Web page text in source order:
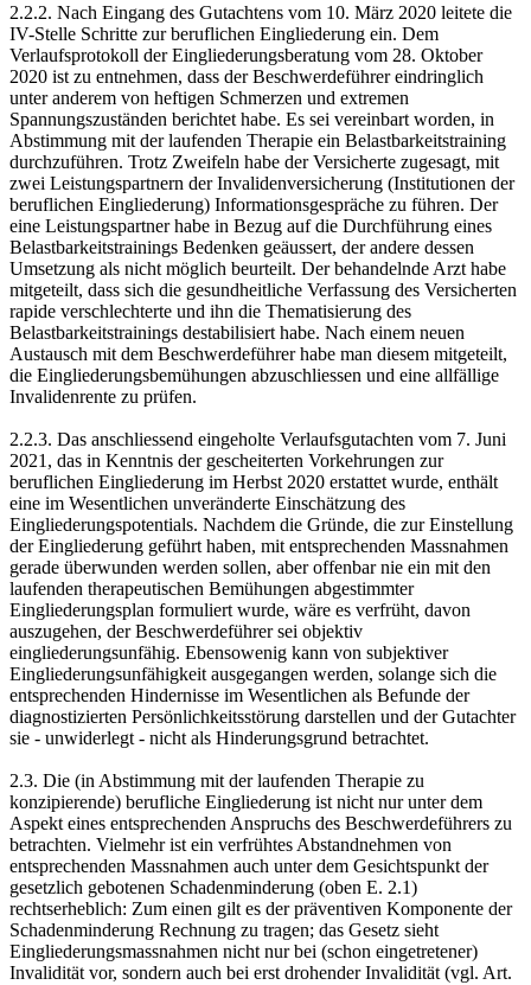
2.2.2. Nach Eingang des Gutachtens vom 10. März 2020 leitete die
IV-Stelle Schritte zur beruflichen Eingliederung ein. Dem
Verlaufsprotokoll der Eingliederungsberatung vom 28. Oktober
2020 ist zu entnehmen, dass der Beschwerdeführer eindringlich
unter anderem von heftigen Schmerzen und extremen
Spannungszuständen berichtet habe. Es sei vereinbart worden, in
Abstimmung mit der laufenden Therapie ein Belastbarkeitstraining
durchzuführen. Trotz Zweifeln habe der Versicherte zugesagt, mit
zwei Leistungspartnern der Invalidenversicherung (Institutionen der
beruflichen Eingliederung) Informationsgespräche zu führen. Der
eine Leistungspartner habe in Bezug auf die Durchführung eines
Belastbarkeitstrainings Bedenken geäussert, der andere dessen
Umsetzung als nicht möglich beurteilt. Der behandelnde Arzt habe
mitgeteilt, dass sich die gesundheitliche Verfassung des Versicherten
rapide verschlechterte und ihn die Thematisierung des
Belastbarkeitstrainings destabilisiert habe. Nach einem neuen
Austausch mit dem Beschwerdeführer habe man diesem mitgeteilt,
die Eingliederungsbemühungen abzuschliessen und eine allfällige
Invalidenrente zu prüfen.
2.2.3. Das anschliessend eingeholte Verlaufsgutachten vom 7. Juni
2021, das in Kenntnis der gescheiterten Vorkehrungen zur
beruflichen Eingliederung im Herbst 2020 erstattet wurde, enthält
eine im Wesentlichen unveränderte Einschätzung des
Eingliederungspotentials. Nachdem die Gründe, die zur Einstellung
der Eingliederung geführt haben, mit entsprechenden Massnahmen
gerade überwunden werden sollen, aber offenbar nie ein mit den
laufenden therapeutischen Bemühungen abgestimmter
Eingliederungsplan formuliert wurde, wäre es verfrüht, davon
auszugehen, der Beschwerdeführer sei objektiv
eingliederungsunfähig. Ebensowenig kann von subjektiver
Eingliederungsunfähigkeit ausgegangen werden, solange sich die
entsprechenden Hindernisse im Wesentlichen als Befunde der
diagnostizierten Persönlichkeitsstörung darstellen und der Gutachter
sie - unwiderlegt - nicht als Hinderungsgrund betrachtet.
2.3. Die (in Abstimmung mit der laufenden Therapie zu
konzipierende) berufliche Eingliederung ist nicht nur unter dem
Aspekt eines entsprechenden Anspruchs des Beschwerdeführers zu
betrachten. Vielmehr ist ein verfrühtes Abstandnehmen von
entsprechenden Massnahmen auch unter dem Gesichtspunkt der
gesetzlich gebotenen Schadenminderung (oben E. 2.1)
rechtserheblich: Zum einen gilt es der präventiven Komponente der
Schadenminderung Rechnung zu tragen; das Gesetz sieht
Eingliederungsmassnahmen nicht nur bei (schon eingetretener)
Invalidität vor, sondern auch bei erst drohender Invalidität (vgl. Art.